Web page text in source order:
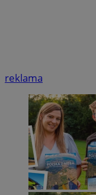
reklama